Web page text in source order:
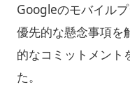
Googleのモバイル
優先的な懸念事項を
的なコミットメント
た。